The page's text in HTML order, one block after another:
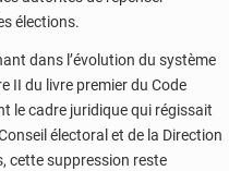
élections.
dans l’évolution du système
II du livre premier du Code
le cadre juridique qui régissait
électoral et de la Direction
cette suppression reste